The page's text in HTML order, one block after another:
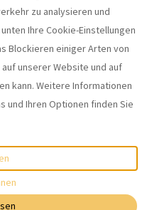
Slow Luxury VillasAlle
vorbehalten
zu analysieren und
Ihre Cookie-Einstellungen
Blockieren einiger Arten von
unserer Website und auf
kann. Weitere Informationen
und Ihren Optionen finden Sie